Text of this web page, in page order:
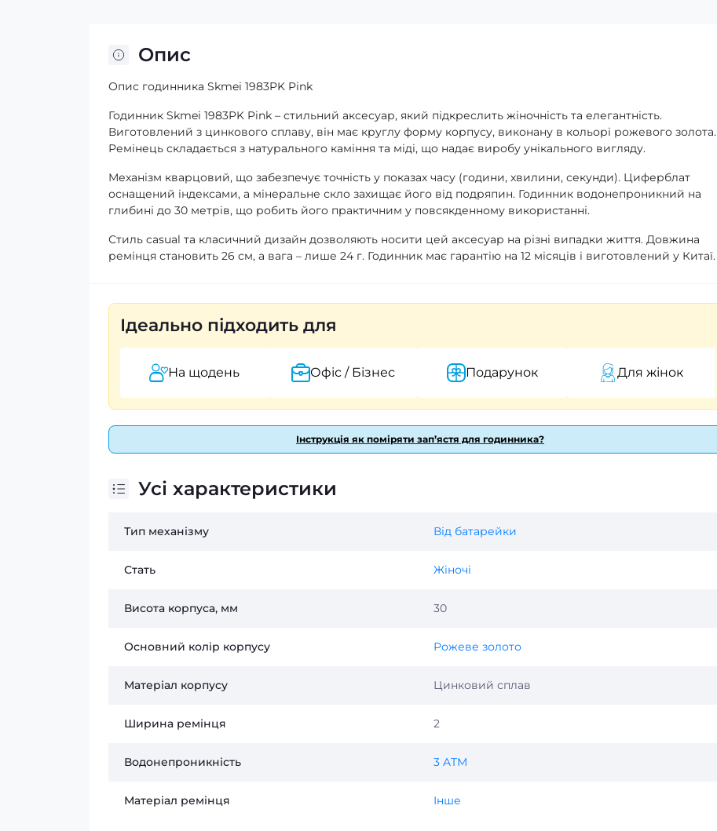
Опис
Опис годинника Skmei 1983PK Pink
Годинник Skmei 1983PK Pink – стильний аксесуар, який підкреслить жіночність та елегантність.
Виготовлений з цинкового сплаву, він має круглу форму корпусу, виконану в кольорі рожевого золота.
Ремінець складається з натурального каміння та міді, що надає виробу унікального вигляду.
Механізм кварцовий, що забезпечує точність у показах часу (години, хвилини, секунди). Циферблат
оснащений індексами, а мінеральне скло захищає його від подряпин. Годинник водонепроникний на
глибині до 30 метрів, що робить його практичним у повсякденному використанні.
Стиль casual та класичний дизайн дозволяють носити цей аксесуар на різні випадки життя. Довжина
ремінця становить 26 см, а вага – лише 24 г. Годинник має гарантію на 12 місяців і виготовлений у Китаї.
Ідеально підходить для
На щодень Офіс / Бізнес Подарунок Для жінок
Інструкція як поміряти зап’ястя для годинника?
Усі характеристики
Тип механізму Від батарейки
Стать Жіночі
Висота корпуса, мм 30
Основний колір корпусу Рожеве золото
Матеріал корпусу Цинковий сплав
Ширина ремінця 2
Водонепроникність 3 ATM
Матеріал ремінця Інше